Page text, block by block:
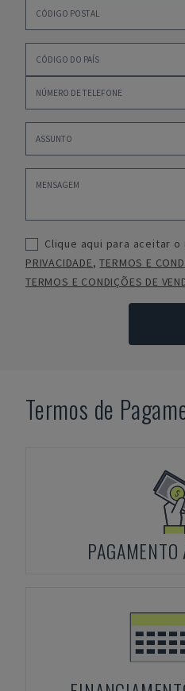
Clique aqui para aceitar o
PRIVACIDADE,TERMOS E
TERMOS E CONDIÇÕES DE
Termos de